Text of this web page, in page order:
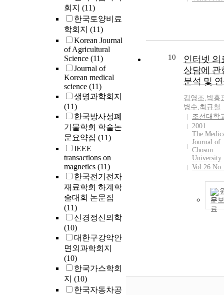
회지 (11)
한국토양비료
학회지 (11)
Korean Journal
of Agricultural
Science (11)
Journal of
Korean medical
science (11)
생명과학회지
(11)
한국방사성폐
기물학회 학술논
문요약집 (11)
IEEE
transactions on
magnetics (11)
한국전기전자
재료학회 하계학
술대회 논문집
(11)
신경정신의학
(10)
대한구강악안
면외과학회지
(10)
한국가스학회
지 (10)
한국자동차공
10
인터넷 의
상담에 관
분석 및
김영조,박홍
병수,최규철
조선대학
2001
The
Journal of
Chosun
University
Vol.26
문